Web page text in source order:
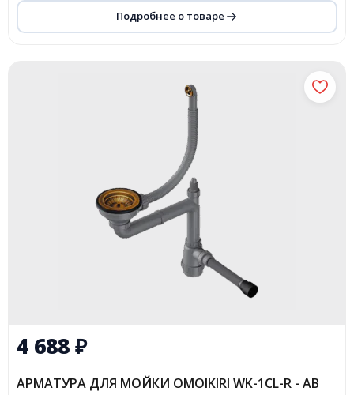
Подробнее о товаре
4 688₽
АРМАТУРА ДЛЯ МОЙКИ OMOIKIRI WK-1CL-R - AB